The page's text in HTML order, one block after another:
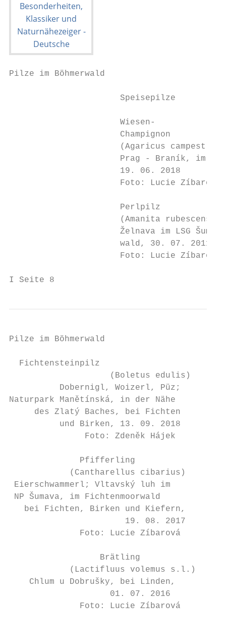
Pilze im Böhmerwald
                      Speisepilze
                      Wiesen-
                      Champignon
                      (Agaricus campestris)
Prag - Braník, im
                      19. 06. 2018
                      Foto: Lucie Zíbarová
                      Perlpilz
                      (Amanita rubescens)
Želnava im LSG
                      wald, 30. 07. 2011
                      Foto: Lucie Zíbarová
I Seite 8
Pilze im Böhmerwald
  Fichtensteinpilz
                    (Boletus edulis)
          Dobernigl, Woizerl, Püz;
Naturpark Manětínská, in der Nähe
     des Zlatý Baches, bei Fichten
          und Birken, 13. 09. 2018
               Foto: Zdeněk Hájek
              Pfifferling
            (Cantharellus cibarius)
Eierschwammerl; Vltavský luh im
NP Šumava, im Fichtenmoorwald
   bei Fichten, Birken und Kiefern,
                       19. 08. 2017
              Foto: Lucie Zíbarová
                  Brätling
            (Lactifluus volemus s.l.)
    Chlum u Dobrušky, bei Linden,
                    01. 07. 2016
              Foto: Lucie Zíbarová